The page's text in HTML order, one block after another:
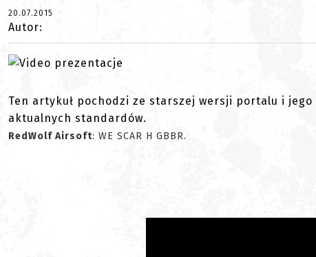
20.07.2015
Autor:
Ten artykuł pochodzi ze starszej wersji portalu i
aktualnych standardów.
RedWolf Airsoft: WE SCAR H GBBR.